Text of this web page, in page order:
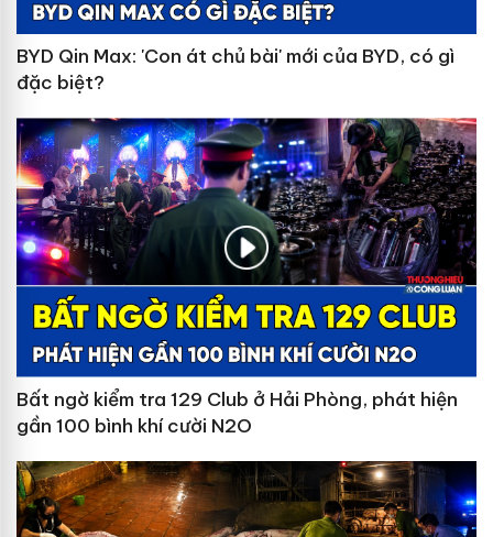
BYD Qin Max: 'Con át chủ bài' mới của BYD, có gì
đặc biệt?
Bất ngờ kiểm tra 129 Club ở Hải Phòng, phát hiện
gần 100 bình khí cười N2O